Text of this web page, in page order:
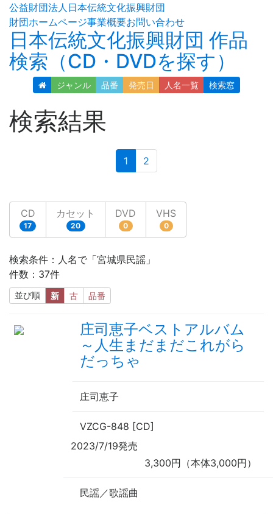
公益財団法人日本伝統文化振興財団
財団ホームページ事業概要お問い合わせ
日本伝統文化振興財団 作品
検索（CD・DVDを探す）
ジャンル 品番 発売日 人名一覧 検索窓
検索結果
1 (current)
2
CD
17
カセット
20
DVD
0
VHS
0
検索条件：人名で「宮城県民謡」
件数：37件
並び順 新 古 品番
庄司恵子ベストアルバム
～人生まだまだこれがら
だっちゃ
庄司恵子
VZCG-848 [CD]
2023/7/19発売
3,300円（本体3,000円）
民謡／歌謡曲